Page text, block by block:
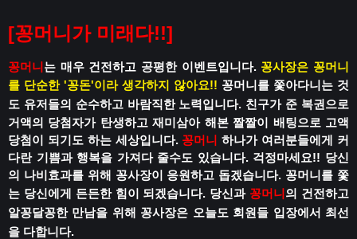
[꽁머니가 미래다!!]
꽁머니 는 매우 건전하고 공평한 이벤트입니다. 꽁사장은 꽁머니
를 단순한 '꽁돈'이라 생각하지 않아요!! 꽁머니를 쫓아다니는 것
도 유저들의 순수하고 바람직한 노력입니다. 친구가 준 복권으로
거액의 당첨자가 탄생하고재미삼아 해본 짤짤이 배팅으로 고액
당첨이 되기도 하는 세상입니다. 꽁머니 하나가 여러분들에게 커
다란 기쁨과 행복을 가져다 줄수도 있습니다. 걱정마세요!! 당신
의 나비효과를 위해 꽁사장이 응원하고 돕겠습니다. 꽁머니를 쫓
는 당신에게 든든한 힘이 되겠습니다. 당신과 꽁머니 의 건전하고
알꽁달꽁한 만남을 위해 꽁사장은 오늘도 회원들 입장에서 최선
을 다합니다.